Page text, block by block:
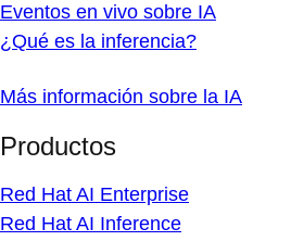
Eventos en vivo sobre IA
¿Qué es la inferencia?
Más información sobre la IA
Productos
Red Hat AI Enterprise
Red Hat AI Inference